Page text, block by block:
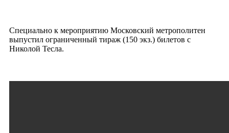
Специально к мероприятию Московский метрополитен
выпустил ограниченный тираж (150 экз.) билетов с
Николой Тесла.